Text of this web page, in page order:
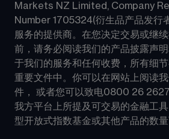
Markets NZ Limited, Company
Number 1705324(衍生品产品发行
服务的提供商。在您决定交易或继
前，请务必阅读我们的产品披露声
于我们的服务和任何收费，所有细
重要文件中。你可以在网站上阅读
件， 或者您可以致电0800 26 2627
我方平台上所提及可交易的金融工
型开放式指数基金或其他产品的数量